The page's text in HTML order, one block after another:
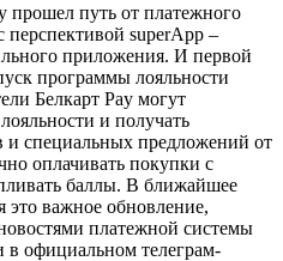
прошел путь от платежного
superApp –
приложения. И первой
программы лояльности
Белкарт Pay могут
и получать
и специальных предложений от
оплачивать покупки с
баллы. В ближайшее
это важное обновление,
платежной системы
в официальном телеграм-